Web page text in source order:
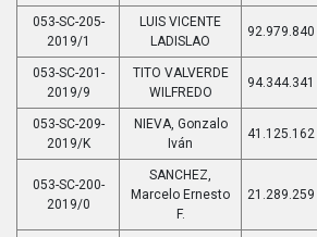
053-SC-205-
2019/1
LUIS VICENTE
LADISLAO
92.979.840
053-SC-201-
2019/9
TITO VALVERDE
WILFREDO
94.344.341
053-SC-209-
2019/K
NIEVA, Gonzalo
Iván
41.125.162
053-SC-200-
2019/0
SANCHEZ,
Marcelo Ernesto
F.
21.289.259